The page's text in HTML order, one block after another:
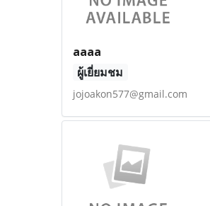
aaaa
ผู้เยี่ยมชม
jojoakon577@gmail.com